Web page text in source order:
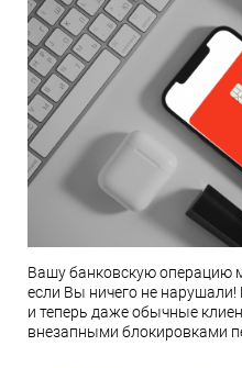
Вашу банковскую операцию
если Вы ничего не
и теперь даже обычные
внезапными блокировками